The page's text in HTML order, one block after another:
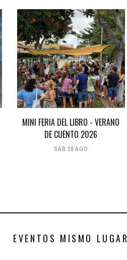
MINI FERIA DEL LIBRO - VERANO
DE CUENTO 2026
SÁB 29 AGO
EVENTOS MISMO LUGAR